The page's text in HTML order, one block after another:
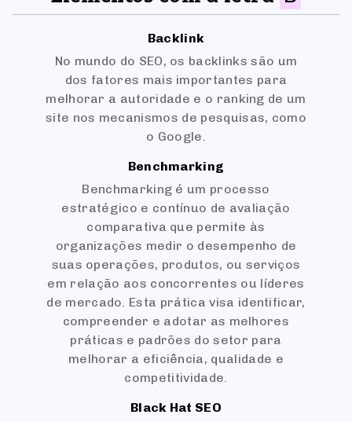
Backlink
No mundo do SEO, os backlinks são um
dos fatores mais importantes para
melhorar a autoridade e o ranking de um
site nos mecanismos de pesquisas, como
o Google.
Benchmarking
Benchmarking é um processo
estratégico e contínuo de avaliação
comparativa que permite às
organizações medir o desempenho de
suas operações, produtos, ou serviços
em relação aos concorrentes ou líderes
de mercado. Esta prática visa identificar,
compreender e adotar as melhores
práticas e padrões do setor para
melhorar a eficiência, qualidade e
competitividade.
Black Hat SEO